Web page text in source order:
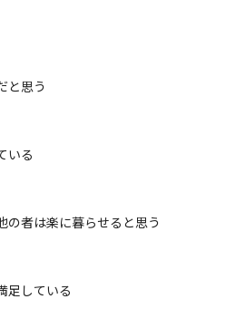
と思う
いる
の者は楽に暮らせると思う
足している